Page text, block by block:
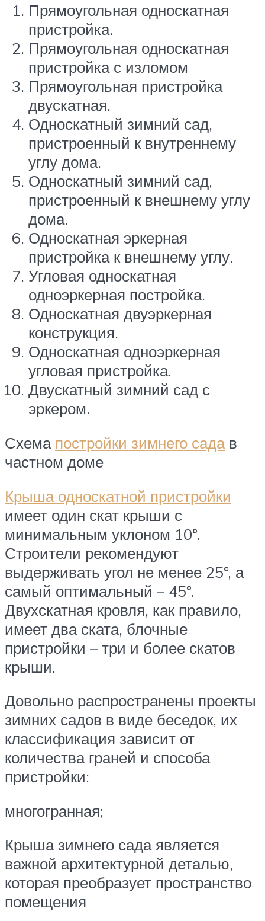
Прямоугольная односкатная
пристройка.
Прямоугольная односкатная
пристройка с изломом
Прямоугольная пристройка
двускатная.
Односкатный зимний сад,
пристроенный к внутреннему
углу дома.
Односкатный зимний сад,
пристроенный к внешнему углу
дома.
Односкатная эркерная
пристройка к внешнему углу.
Угловая односкатная
одноэркерная постройка.
Односкатная двуэркерная
конструкция.
Односкатная одноэркерная
угловая пристройка.
Двускатный зимний сад с
эркером.
Схема постройки зимнего садав
частном доме
Крыша односкатной пристройки
имеет один скат крыши с
минимальным уклоном 10°.
Строители рекомендуют
выдерживать угол не менее 25°, а
самый оптимальный – 45°.
Двухскатная кровля, как правило,
имеет два ската, блочные
пристройки – три и более скатов
крыши.
Довольно распространены проекты
зимних садов в виде беседок, их
классификация зависит от
количества граней и способа
пристройки:
многогранная;
Крыша зимнего сада является
важной архитектурной деталью,
которая преобразует пространство
помещения